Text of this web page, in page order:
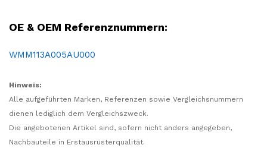
OE & OEM Referenznummern:
WMM113A005AU000
Hinweis:
Alle aufgeführten Marken, Referenzen sowie Vergleichsnummern
dienen lediglich dem Vergleichszweck.
Die angebotenen Artikel sind, sofern nicht anders angegeben,
Nachbauteile in Erstausrüsterqualität.